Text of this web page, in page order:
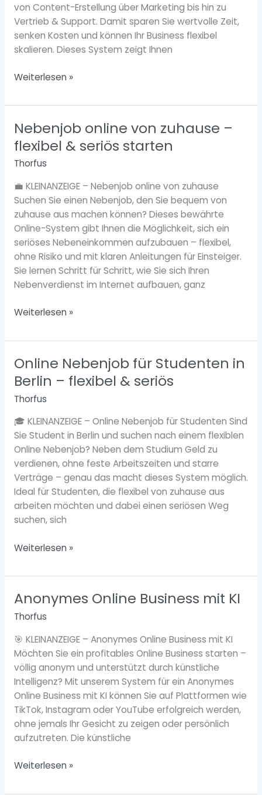
von Content-Erstellung über Marketing bis hin zu
Vertrieb & Support. Damit sparen Sie wertvolle Zeit,
senken Kosten und können Ihr Business flexibel
skalieren. Dieses System zeigt Ihnen
Weiterlesen »
Nebenjob online von zuhause –
flexibel & seriös starten
Thorfus
💼 KLEINANZEIGE – Nebenjob online von zuhause
Suchen Sie einen Nebenjob, den Sie bequem von
zuhause aus machen können? Dieses bewährte
Online-System gibt Ihnen die Möglichkeit, sich ein
seriöses Nebeneinkommen aufzubauen – flexibel,
ohne Risiko und mit klaren Anleitungen für Einsteiger.
Sie lernen Schritt für Schritt, wie Sie sich Ihren
Nebenverdienst im Internet aufbauen, ganz
Nebenjob
online
von
zuhause
–
flexibel
&
seriös
starten
Weiterlesen »
Online Nebenjob für Studenten in
Berlin – flexibel & seriös
Thorfus
🎓 KLEINANZEIGE – Online Nebenjob für Studenten Sind
Sie Student in Berlin und suchen nach einem flexiblen
Online Nebenjob? Neben dem Studium Geld zu
verdienen, ohne feste Arbeitszeiten und starre
Verträge – genau das macht dieses System möglich.
Ideal für Studenten, die flexibel von zuhause aus
arbeiten möchten und dabei einen seriösen Weg
suchen, sich
Online
Nebenjob
für
Studenten
in
Berlin
–
flexibel
&
seriös
Weiterlesen »
Anonymes Online Business mit KI
Thorfus
🎯 KLEINANZEIGE – Anonymes Online Business mit KI
Möchten Sie ein profitables Online Business starten –
völlig anonym und unterstützt durch künstliche
Intelligenz? Mit unserem System für ein Anonymes
Online Business mit KI können Sie auf Plattformen wie
TikTok, Instagram oder YouTube erfolgreich werden,
ohne jemals Ihr Gesicht zu zeigen oder persönlich
aufzutreten. Die künstliche
Anonymes
Online
mit
KI
Weiterlesen »